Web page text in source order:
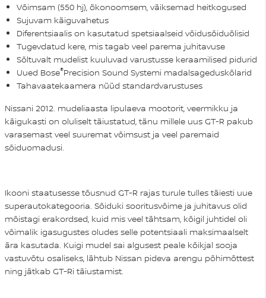
Võimsam (550 hj), ökonoomsem, väiksemad heitkogused
Sujuvam käiguvahetus
Diferentsiaalis on kasutatud spetsiaalseid võidusõiduõlisid
Tugevdatud kere, mis tagab veel parema juhitavuse
Sõltuvalt mudelist kuuluvad varustusse keraamilised pidurid
Uued Bose®Precision Sound Systemi madalsageduskõlarid
Tahavaatekaamera nüüd standardvarustuses
Nissani 2012. mudeliaasta lipulaeva mootorit, veermikku ja
käigukasti on oluliselt täiustatud, tänu millele uus GT-R pakub
varasemast veel suuremat võimsust ja veel paremaid
sõiduomadusi.
Ikooni staatusesse tõusnud GT-R rajas turule tulles täiesti uue
superautokategooria. Sõiduki sooritusvõime ja juhitavus olid
mõistagi erakordsed, kuid mis veel tähtsam, kõigil juhtidel oli
võimalik igasugustes oludes selle potentsiaali maksimaalselt
ära kasutada. Kuigi mudel sai algusest peale kõikjal sooja
vastuvõtu osaliseks, lähtub Nissan pideva arengu põhimõttest
ning jätkab GT-Ri täiustamist.